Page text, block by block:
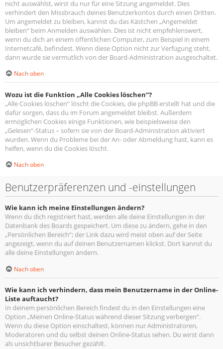
nicht auswählst, wirst du nur für eine Sitzung angemeldet. Dies
verhindert den Missbrauch deines Benutzerkontos durch einen Dritten.
Um angemeldet zu bleiben, kannst du das Kästchen „Angemeldet
bleiben“ beim Anmelden auswählen. Dies ist nicht empfehlenswert,
wenn du dich an einem öffentlichen Computer, zum Beispiel in einem
Internetcafé, befindest. Wenn diese Option nicht zur Verfügung steht,
dann wurde sie vermutlich von der Board-Administration ausgeschaltet.
Nach oben
Wozu ist die Funktion „Alle Cookies löschen“?
„Alle Cookies löschen“ löscht die Cookies, die phpBB erstellt hat und die
dafür sorgen, dass du im Forum angemeldet bleibst. Außerdem
ermöglichen Cookies einige Funktionen, wie beispielsweise den
„Gelesen“-Status – sofern sie von der Board-Administration aktiviert
wurden. Wenn du Probleme bei der An- oder Abmeldung hast, kann es
helfen, wenn du die Cookies löscht.
Nach oben
Benutzerpräferenzen und -einstellungen
Wie kann ich meine Einstellungen ändern?
Wenn du dich registriert hast, werden alle deine Einstellungen in der
Datenbank des Boards gespeichert. Um diese zu ändern, gehe in den
„Persönlichen Bereich“; der Link dazu wird meist oben auf der Seite
angezeigt, wenn du auf deinen Benutzernamen klickst. Dort kannst du
alle deine Einstellungen ändern.
Nach oben
Wie kann ich verhindern, dass mein Benutzername in der Online-
Liste auftaucht?
In deinem persönlichen Bereich findest du in den Einstellungen eine
Option „Meinen Online-Status während dieser Sitzung verbergen“.
Wenn du diese Option einschaltest, können nur Administratoren,
Moderatoren und du selbst deinen Online-Status sehen. Du wirst dann
als unsichtbarer Besucher gezählt.